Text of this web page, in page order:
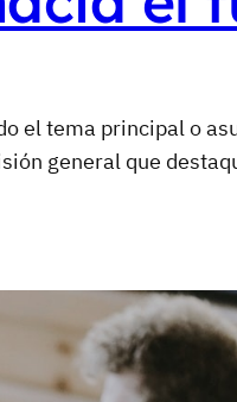
el tema principal o
general que